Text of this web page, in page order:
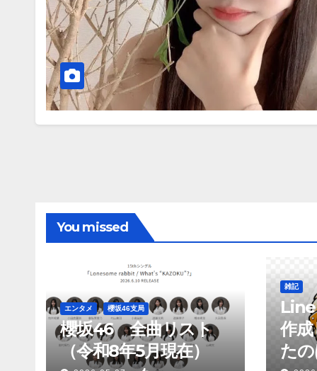
You missed
エンタメ 櫻坂46支局
櫻坂46 全曲リスト
（令和8年5月現在）
雑記
作
た